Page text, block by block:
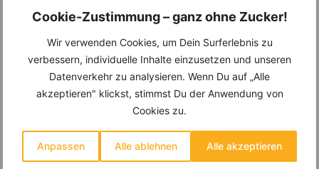
Cookie-Zustimmung – ganz ohne Zucker!
Wir verwenden Cookies, um Dein Surferlebnis zu
verbessern, individuelle Inhalte einzusetzen und unseren
Datenverkehr zu analysieren. Wenn Du auf „Alle
akzeptieren" klickst, stimmst Du der Anwendung von
Cookies zu.
Anpassen Alle ablehnen Alle akzeptieren
LEBENSMITTEL
Der Kürbis gehört
gesündesten
Gemüsesorten
Mit seiner leuchtend
orangenen Farbe ist
der Kürbis schön
GESUNDE ERNÄHRUNG
LEBENSMITTEL
Honig oder
Zucker, was ist
gesünder?
Honig ist bei uns ein